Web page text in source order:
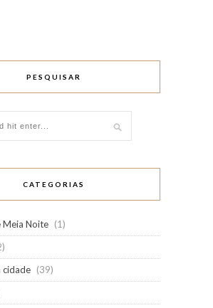
PESQUISAR
CATEGORIAS
Meia Noite (1)
cidade (39)